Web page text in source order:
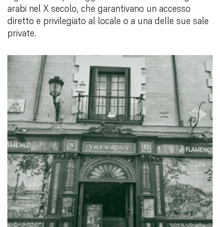
arabi nel X secolo, che garantivano un accesso
diretto e privilegiato al locale o a una delle sue sale
private.